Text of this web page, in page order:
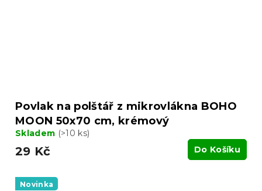
Povlak na polštář z mikrovlákna BOHO
MOON 50x70 cm, krémový
Skladem (>10 ks)
29 Kč Do Košíku
Novinka